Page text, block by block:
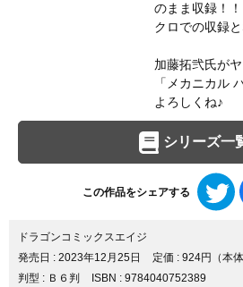
のまま収録！
クロでの収録と
加藤拓弐氏が
「メカニカル
よろしくね♪
シリーズ一
この作品をシェアする
で
ドラゴンコミックスエイジ
発売日 : 2023年12月25日
定価 : 924円（本
判型 : Ｂ６判
ISBN : 9784040752389